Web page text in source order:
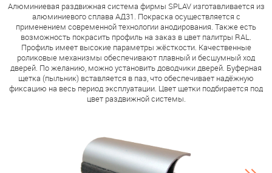
Алюминиевая раздвижная система фирмы SPLAV изготавливается из
алюминиевого сплава АД31. Покраска осуществляется с
применением современной технологии анодирования. Также есть
возможность покрасить профиль на заказ в цвет палитры RAL.
Профиль имеет высокие параметры жёсткости. Качественные
роликовые механизмы обеспечивают плавный и бесшумный ход
дверей. По желанию, можно установить доводчики дверей. Буферная
щетка (пыльник) вставляется в паз, что обеспечивает надёжную
фиксацию на весь период эксплуатации. Цвет щетки подбирается под
цвет раздвижной системы.